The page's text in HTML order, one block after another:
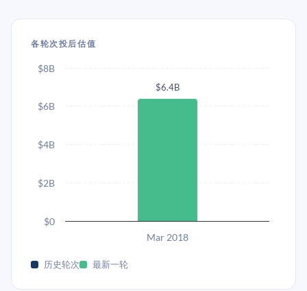
各轮次投后估值
$6.4B
Mar 2018
$0
$2B
$4B
$6B
$8B
历史轮次 最新一轮